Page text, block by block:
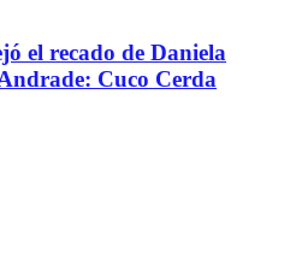
el recado de Daniela
Cuco Cerda